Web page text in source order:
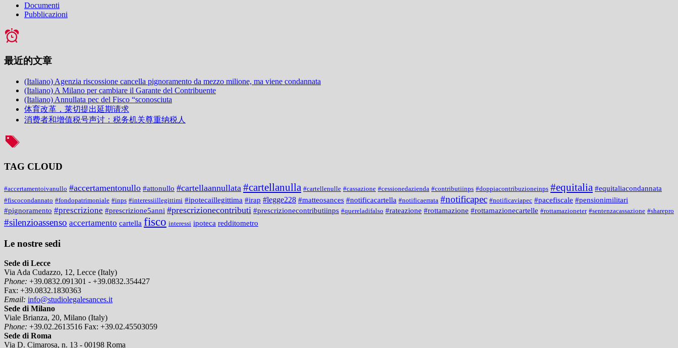
Documenti
Pubblicazioni
最近的文章
(Italiano) Agenzia riscossione cancella pignoramento da mezzo milione, ma viene condannata
(Italiano) A Milano per cambiare il Garante del Contribuente
(Italiano) Annullata pec del Fisco “sconosciuta
体育改革，莱切提出延期请求
消费者和增值税号声讨：税务机关尊重纳税人
TAG CLOUD
#accertamentoivanullo #accertamentonullo #attonullo #cartellaannullata #cartellanulla #cartellenulle #cassazione #cessionedazienda #contributiinps #doppiacontribuzioneinps #equitalia #equitaliacondannata
#fiscocondannato #fondopatrimoniale #inps #interessiillegittimi #ipotecaillegittima #irap #legge228 #matteosances #notificacartella #notificaerrata #notificapec #notificaviapec #pacefiscale #pensionimilitari
#pignoramento #prescrizione #prescrizione5anni #prescrizionecontributi #prescrizionecontributiinps #quereladifalso #rateazione #rottamazione #rottamazionecartelle #rottamazioneter #sentenzacassazione #sharepro
#silenzioassenso accertamento cartella fisco interessi ipoteca redditometro
Le nostre sedi
Sede di Lecce
Via Ada Cudazzo, 12, Lecce (Italy)
Phone: +39.0832.091301 - +39.0832.354427
Fax: +39.0832.1830363
Email: info@studiolegalesances.it
Sede di Milano
Viale Brianza, 20, Milano (Italy)
Phone: +39.02.2613516 Fax: +39.02.45503059
Sede di Roma
Via D. Cimarosa, n. 13 - 00198 Roma